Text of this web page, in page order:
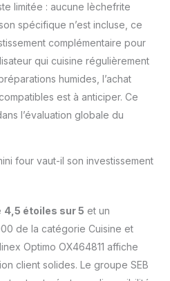
limitée : aucune lèchefrite
spécifique n’est incluse, ce
complémentaire pour
qui cuisine régulièrement
humides, l’achat
est à anticiper. Ce
l’évaluation globale du
four vaut-il son investissement
4,5 étoiles sur 5 et un
de la catégorie Cuisine et
Optimo OX464811 affiche
client solides. Le groupe SEB